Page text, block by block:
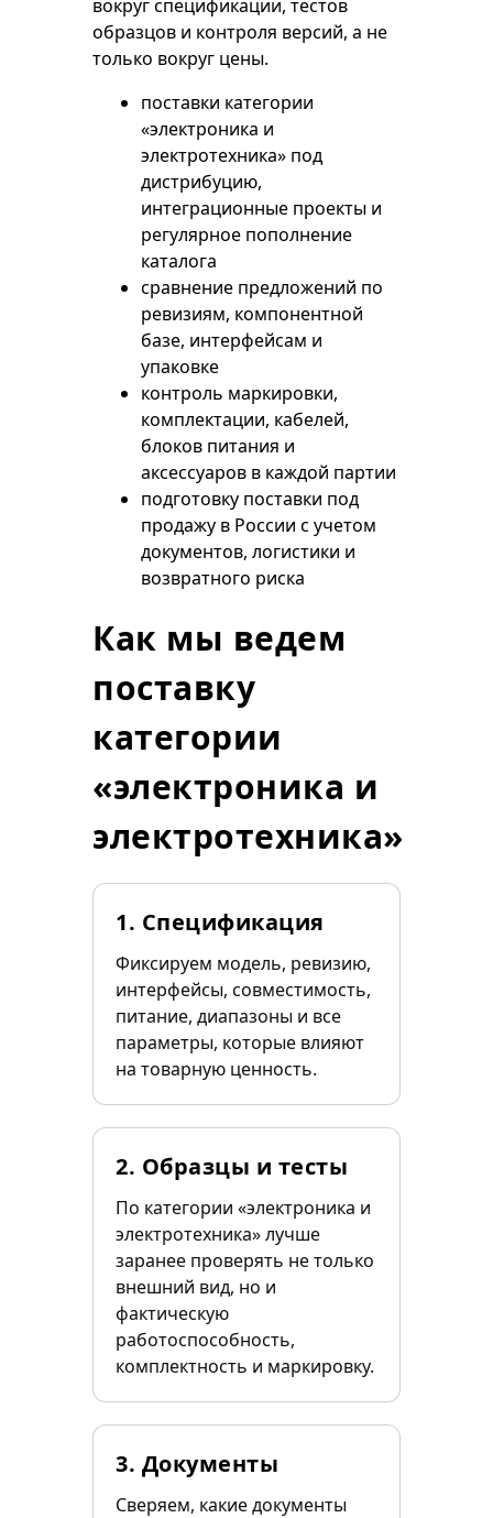
вокруг спецификации, тестов
образцов и контроля версий, а не
только вокруг цены.
поставки категории
«электроника и
электротехника» под
дистрибуцию,
интеграционные проекты и
регулярное пополнение
каталога
сравнение предложений по
ревизиям, компонентной
базе, интерфейсам и
упаковке
контроль маркировки,
комплектации, кабелей,
блоков питания и
аксессуаров в каждой партии
подготовку поставки под
продажу в России с учетом
документов, логистики и
возвратного риска
Как мы ведем
поставку
категории
«электроника и
электротехника»
1. Спецификация
Фиксируем модель, ревизию,
интерфейсы, совместимость,
питание, диапазоны и все
параметры, которые влияют
на товарную ценность.
2. Образцы и тесты
По категории «электроника и
электротехника» лучше
заранее проверять не только
внешний вид, но и
фактическую
работоспособность,
комплектность и маркировку.
3. Документы
Сверяем, какие документы